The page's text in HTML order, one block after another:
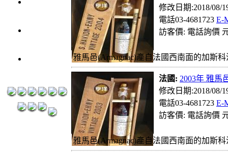
修改日期:2018/08/
電話03-4681723 E-
訪客價: 電話詢價
雅馬邑(Armagnac)產自法國西南面的加斯
法國: 2003年 雅馬
修改日期:2018/08/
電話03-4681723 E-
訪客價: 電話詢價
雅馬邑(Armagnac)產自法國西南面的加斯